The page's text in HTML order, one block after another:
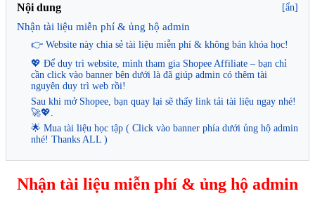
Nội dung [ẩn]
Nhận tài liệu miễn phí & ủng hộ admin
👉 Website này chia sẻ tài liệu miễn phí & không bán khóa học!
💖 Để duy trì website, mình tham gia Shopee Affiliate – bạn chỉ
cần click vào banner bên dưới là đã giúp admin có thêm tài
nguyên duy trì web rồi!
Sau khi mở Shopee, bạn quay lại sẽ thấy link tải tài liệu ngay nhé!
🚀💖.
🌟 Mua tài liệu học tập ( Click vào banner phía dưới ủng hộ admin
nhé! Thanks ALL )
Nhận tài liệu miễn phí & ủng hộ admin